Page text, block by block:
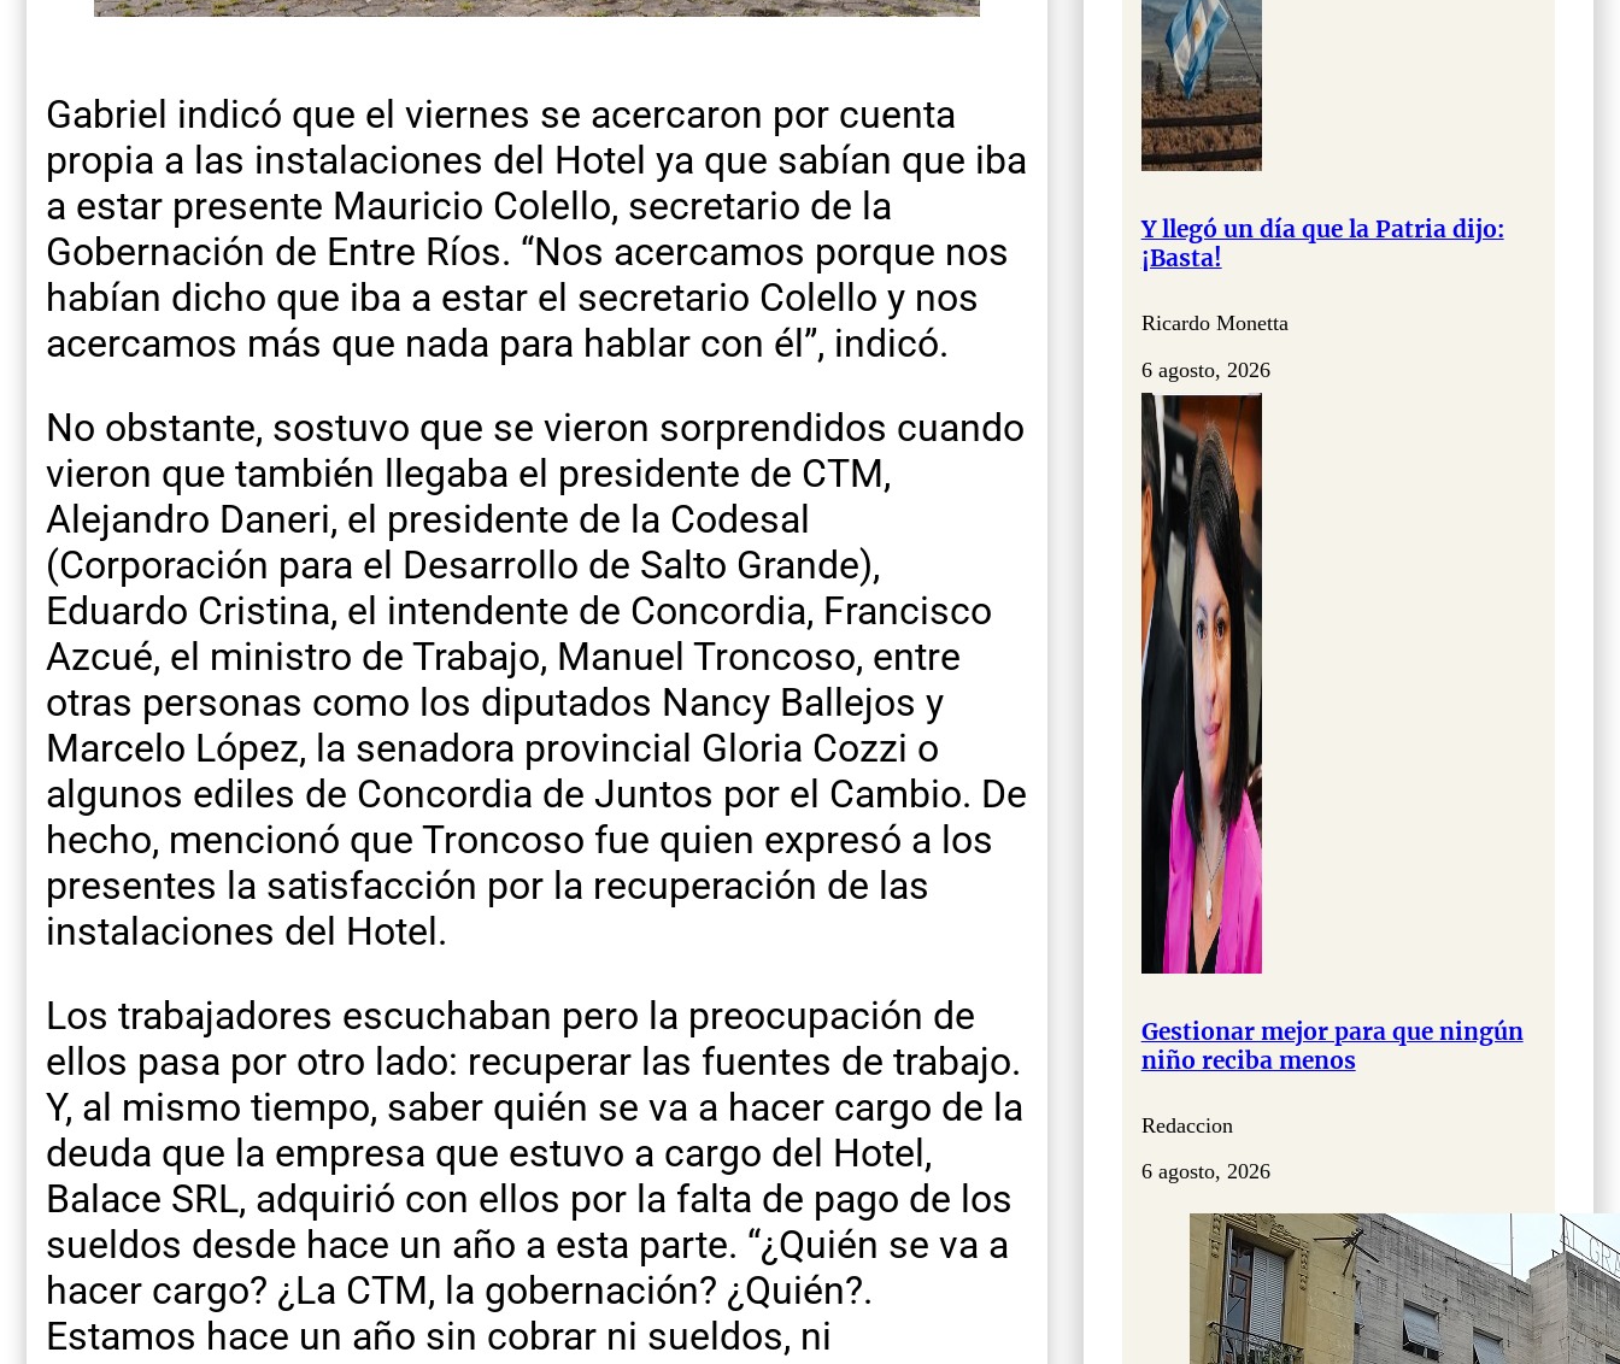
Gabriel indicó que el viernes se acercaron por cuenta
propia a las instalaciones del Hotel ya que sabían que iba
a estar presente Mauricio Colello, secretario de la
Gobernación de Entre Ríos. “Nos acercamos porque nos
habían dicho que iba a estar el secretario Colello y nos
acercamos más que nada para hablar con él”, indicó.
No obstante, sostuvo que se vieron sorprendidos cuando
vieron que también llegaba el presidente de CTM,
Alejandro Daneri, el presidente de la Codesal
(Corporación para el Desarrollo de Salto Grande),
Eduardo Cristina, el intendente de Concordia, Francisco
Azcué, el ministro de Trabajo, Manuel Troncoso, entre
otras personas como los diputados Nancy Ballejos y
Marcelo López, la senadora provincial Gloria Cozzi o
algunos ediles de Concordia de Juntos por el Cambio. De
hecho, mencionó que Troncoso fue quien expresó a los
presentes la satisfacción por la recuperación de las
instalaciones del Hotel.
Los trabajadores escuchaban pero la preocupación de
ellos pasa por otro lado: recuperar las fuentes de trabajo.
Y, al mismo tiempo, saber quién se va a hacer cargo de la
deuda que la empresa que estuvo a cargo del Hotel,
Balace SRL, adquirió con ellos por la falta de pago de los
sueldos desde hace un año a esta parte. “¿Quién se va a
hacer cargo? ¿La CTM, la gobernación? ¿Quién?.
Estamos hace un año sin cobrar ni sueldos, ni
Y llegó un día que la Patria dijo:
¡Basta!
Ricardo Monetta
6 agosto, 2026
Gestionar mejor para que ningún
niño reciba menos
Redaccion
6 agosto, 2026